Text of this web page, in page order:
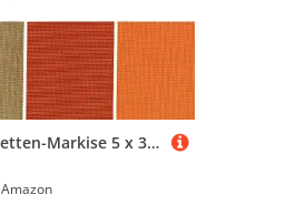
Jawoll Kassetten-Markise 5 x 3 m braun-Terracotta (Profilfarbe: Anthrazit) Sonnenschutz Alu Markise Schattenspender Sonnensegel Hülsenmarkise Gelenkarm-Markise
Amazon